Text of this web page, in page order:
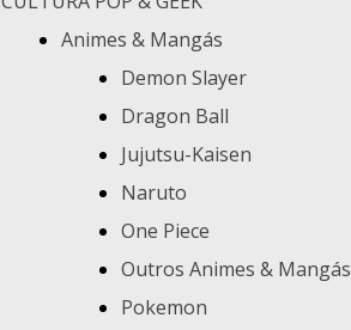
Animes & Mangás
Demon Slayer
Dragon Ball
Jujutsu-Kaisen
Naruto
One Piece
Outros Animes & Mangás
Pokemon